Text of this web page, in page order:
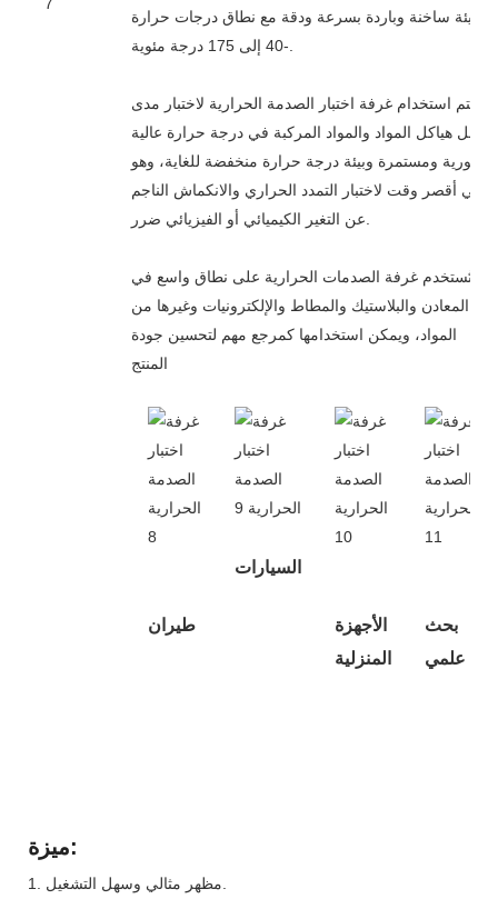
بيئة ساخنة وباردة بسرعة ودقة مع نطاق درجات حرارة
-40 إلى 175 درجة مئوية.
يتم استخدام غرفة اختبار الصدمة الحرارية لاختبار مدى
تحمل هياكل المواد والمواد المركبة في درجة حرارة عالية
فورية ومستمرة وبيئة درجة حرارة منخفضة للغاية، وهو
في أقصر وقت لاختبار التمدد الحراري والانكماش الناجم
عن التغير الكيميائي أو الفيزيائي ضرر.
تُستخدم غرفة الصدمات الحرارية على نطاق واسع في
المعادن والبلاستيك والمطاط والإلكترونيات وغيرها من
المواد، ويمكن استخدامها كمرجع مهم لتحسين جودة
طيران
السيارات
الأجهزة
المنزلية
بحث
علمي
ميزة:
1. مظهر مثالي وسهل التشغيل.